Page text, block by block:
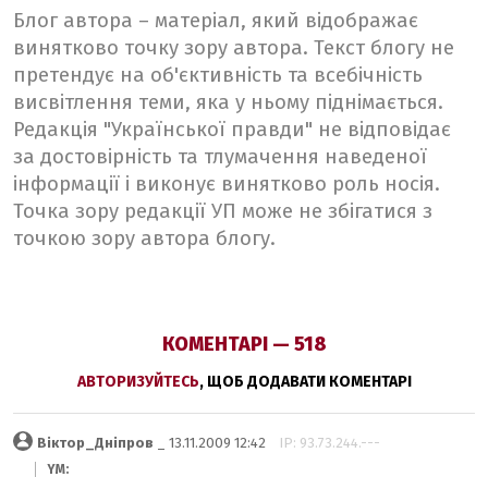
Блог автора – матеріал, який відображає
винятково точку зору автора. Текст блогу не
претендує на об'єктивність та всебічність
висвітлення теми, яка у ньому піднімається.
Редакція "Української правди" не відповідає
за достовірність та тлумачення наведеної
інформації і виконує винятково роль носія.
Точка зору редакції УП може не збігатися з
точкою зору автора блогу.
КОМЕНТАРІ — 518
АВТОРИЗУЙТЕСЬ, ЩОБ ДОДАВАТИ КОМЕНТАРІ
Віктор_Дніпров _ 13.11.2009 12:42 IP: 93.73.244.---
YM: